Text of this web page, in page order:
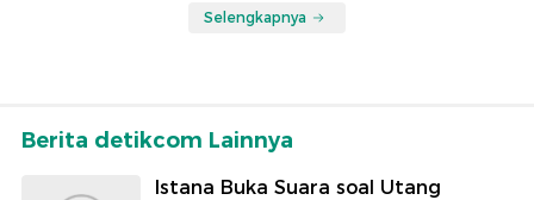
Selengkapnya
Berita detikcom Lainnya
Istana Buka Suara soal Utang